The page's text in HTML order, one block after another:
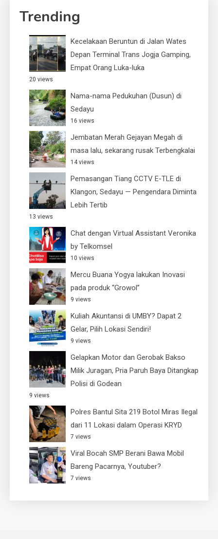
Trending
Kecelakaan Beruntun di Jalan Wates
Depan Terminal Trans Jogja Gamping,
Empat Orang Luka-luka
20 views
Nama-nama Pedukuhan (Dusun) di
Sedayu
16 views
Jembatan Merah Gejayan Megah di
masa lalu, sekarang rusak Terbengkalai
14 views
Pemasangan Tiang CCTV E-TLE di
Klangon, Sedayu — Pengendara Diminta
Lebih Tertib
13 views
Chat dengan Virtual Assistant Veronika
by Telkomsel
10 views
Mercu Buana Yogya lakukan Inovasi
pada produk “Growol”
9 views
Kuliah Akuntansi di UMBY? Dapat 2
Gelar, Pilih Lokasi Sendiri!
9 views
Gelapkan Motor dan Gerobak Bakso
Milik Juragan, Pria Paruh Baya Ditangkap
Polisi di Godean
9 views
Polres Bantul Sita 219 Botol Miras Ilegal
dari 11 Lokasi dalam Operasi KRYD
7 views
Viral Bocah SMP Berani Bawa Mobil
Bareng Pacarnya, Youtuber?
7 views